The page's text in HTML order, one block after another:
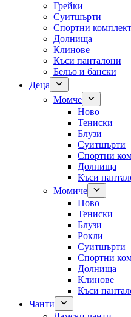
Грейки
Суитшърти
Спортни
Долнища
Клинове
Къси панталони
Бельо и бански
Деца
Момче
Ново
Тениски
Блузи
Суитшърти
Спортни
Долнища
Къси
Момиче
Ново
Тениски
Блузи
Рокли
Суитшърти
Спортни
Долнища
Клинове
Къси
Чанти